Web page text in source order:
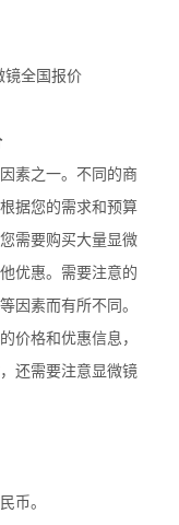
素之一。不同的商
据您的需求和预算
需要购买大量显微
优惠。需要注意的
因素而有所不同。
价格和优惠信息，
还需要注意显微镜
币。